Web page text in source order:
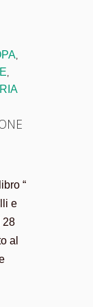
,
,
“
e
28
al